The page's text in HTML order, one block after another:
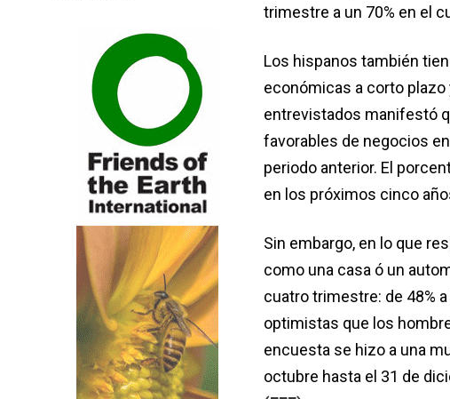
trimestre a un 70% en el
Los hispanos también
económicas a corto plazo
entrevistados manifestó
favorables de negocios
periodo anterior. El
en los próximos cinco
Sin embargo, en lo que
como una casa ó un
cuatro trimestre: de 48%
optimistas que los
encuesta se hizo a una
octubre hasta el 31 de